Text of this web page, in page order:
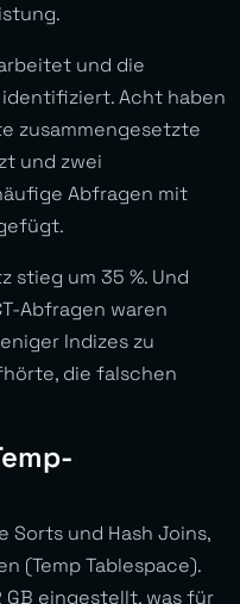
und die
Acht haben
zusammengesetzte
und zwei
Abfragen mit
stieg um 35 %. Und
Abfragen waren
Indizes zu
die falschen
Sorts und Hash Joins,
(Temp Tablespace).
eingestellt, was für